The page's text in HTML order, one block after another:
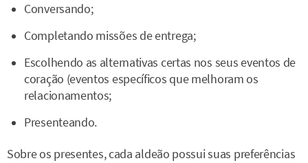
Conversando;
Completando missões de entrega;
Escolhendo as alternativas certas nos seus eventos de
coração (eventos específicos que melhoram os
relacionamentos;
Presenteando.
Sobre os presentes, cada aldeão possui suas preferências